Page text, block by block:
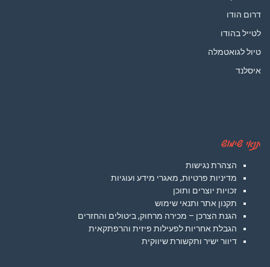
דרום הודו
לטייל בהודו
טיול לגואטמלה
איסלנד
תנאי שימוש
הצהרת נגישות
מדיניות פרטיות, מאגרי מידע ועוגיות
זכויות יוצרים ותוכן
תקנון אתר ותנאי שימוש
הגנת הצרכן – מכירה מרחוק, ביטולים והחזרים
הגבלת אחריות לפעילות פיזית והרפתקאית
דיוור ישיר ותקשורת שיווקית